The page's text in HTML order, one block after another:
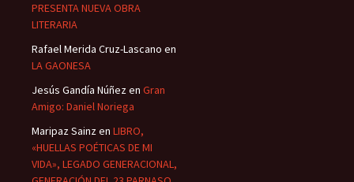
PRESENTA NUEVA OBRA
LITERARIA
Rafael Merida Cruz-Lascano en
LA GAONESA
Jesús Gandía Núñezen Gran
Amigo: Daniel Noriega
Maripaz Sainzen LIBRO,
«HUELLAS POÉTICAS DE MI
VIDA», LEGADO GENERACIONAL,